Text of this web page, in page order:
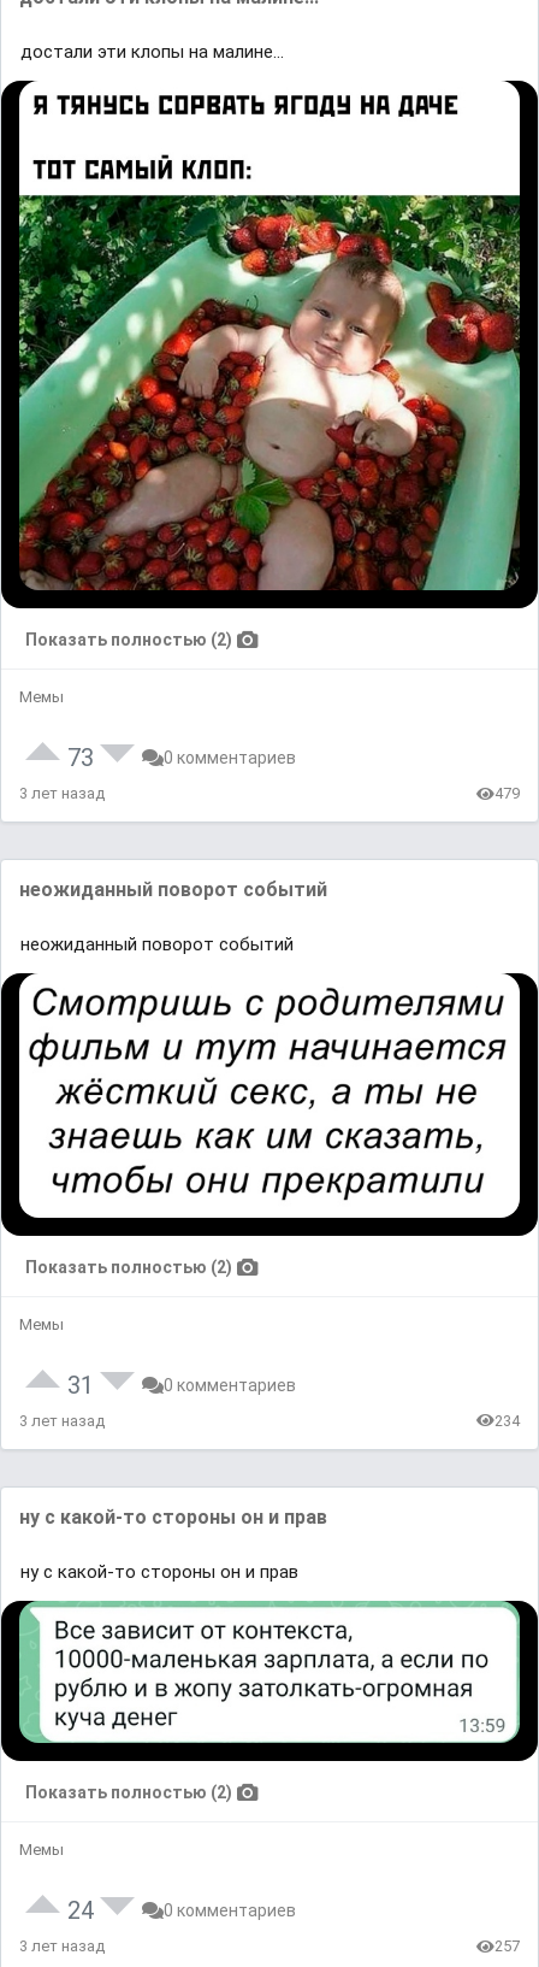
достали эти клопы на малине...
Показать полностью (2)
Мемы
73 0 комментариев
3 лет назад 479
неожиданный поворот событий
неожиданный поворот событий
Показать полностью (2)
Мемы
31 0 комментариев
3 лет назад 234
ну с какой-то стороны он и прав
ну с какой-то стороны он и прав
Показать полностью (2)
Мемы
24 0 комментариев
3 лет назад 257